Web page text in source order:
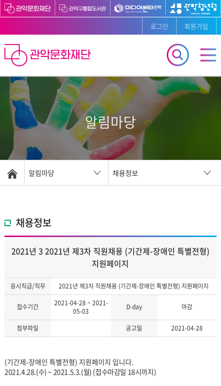
로그인 회원가입
알림마당
알림마당 채용정보
채용정보
2021년 3 2021년 제3차 직원채용 (기간제-장애인 특별전형)
지원페이지
응시직급/직무 2021년 제3차 직원채용 (기간제-장애인 특별전형) 지원페이지
접수기간
2021-04-28 ~ 2021-
05-03
D-day 마감
첨부파일 공고일 2021-04-28
(기간제-장애인 특별전형) 지원페이지 입니다.
2021.4.28.(수) ~ 2021.5.3.(월) (접수마감일 18시까지)